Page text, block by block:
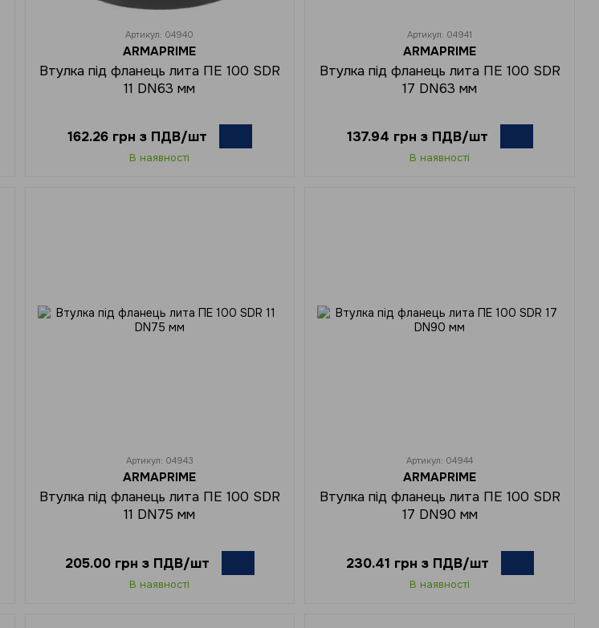
Артикул: 04940
ARMAPRIME
Втулка під фланець лита ПЕ 100 SDR
11 DN63 мм
162.26 грн з ПДВ/шт
В наявності
Артикул: 04941
ARMAPRIME
Втулка під фланець лита ПЕ 100 SDR
17 DN63 мм
137.94 грн з ПДВ/шт
В наявності
Артикул: 04943
ARMAPRIME
Втулка під фланець лита ПЕ 100 SDR
11 DN75 мм
205.00 грн з ПДВ/шт
В наявності
Артикул: 04944
ARMAPRIME
Втулка під фланець лита ПЕ 100 SDR
17 DN90 мм
230.41 грн з ПДВ/шт
В наявності